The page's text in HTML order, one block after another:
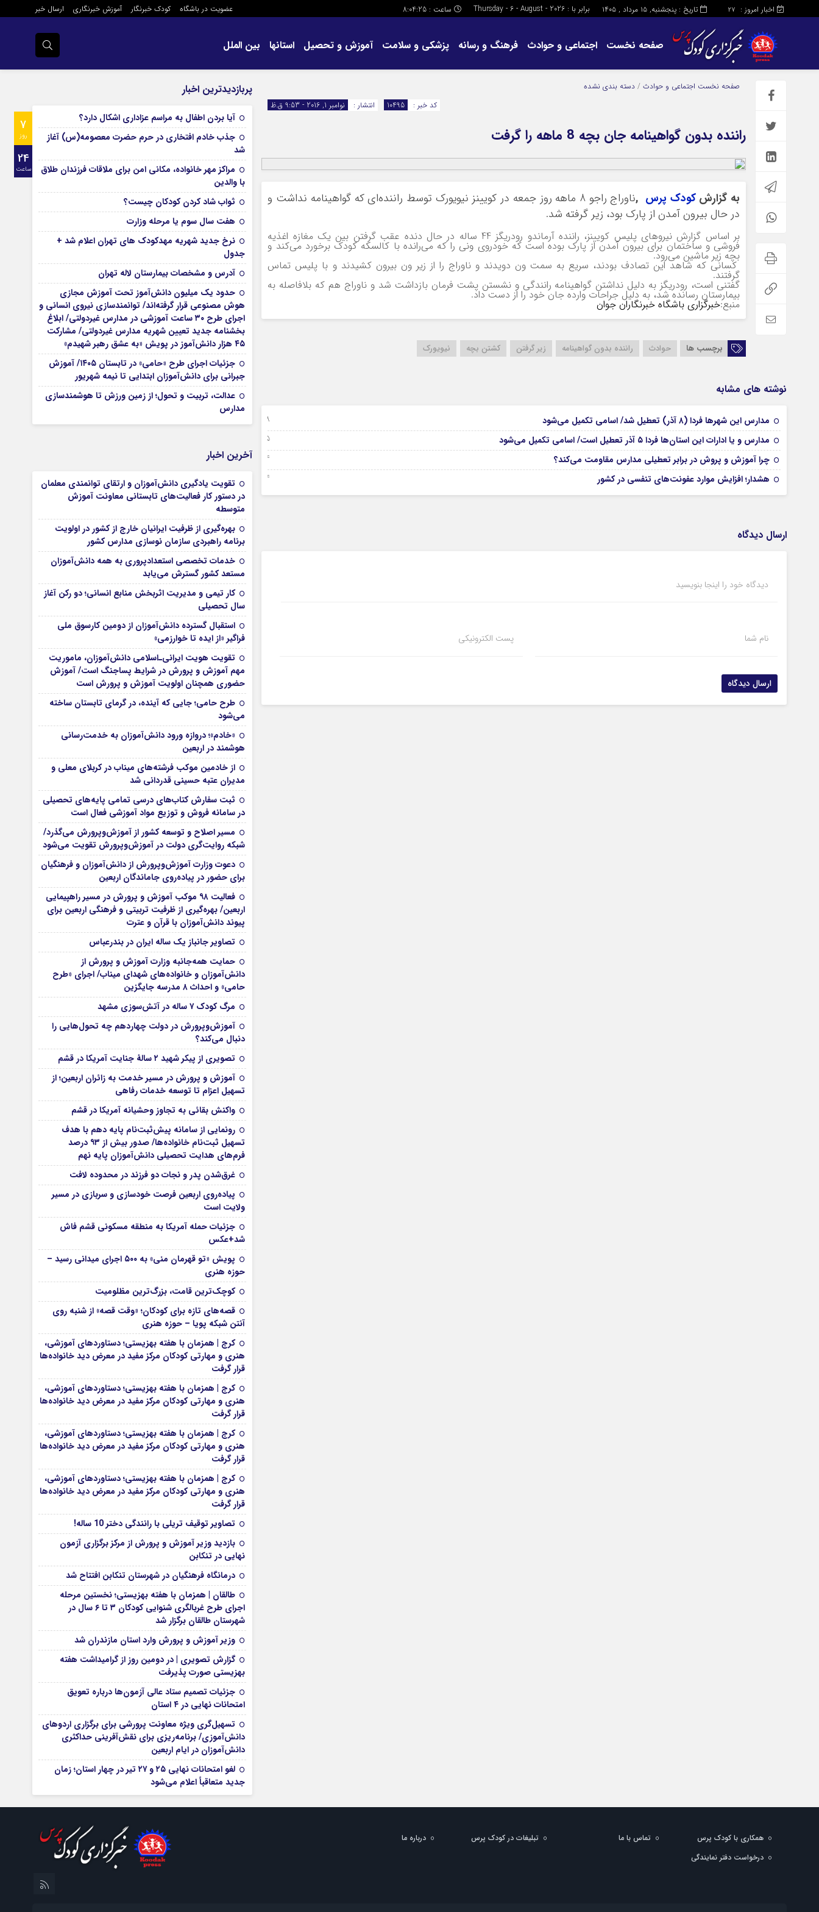
اخبار امروز : 27 تاریخ : پنجشنبه, ۱۵ مرداد , ۱۴۰۵ برابر با : Thursday - 6 - August - 2026 ساعت : 8:04:26 عضویت در باشگاه کودک خبرنگار آموزش خبرنگاری ارسال خبر
صفحه نخست اجتماعی و حوادث فرهنگ و رسانه پزشکی و سلامت آموزش و تحصیل استانها بین الملل
صفحه نخست اجتماعی و حوادث / دسته بندی نشده
انتشار :
نوامبر 1, 2016 - 9:53 ق.ظ کد خبر : 10495
راننده بدون گواهینامه جان بچه 8 ماهه را گرفت
به گزارشکودک پرس ,
ناوراج راجو 8 ماهه روز جمعه در کویینز نیویورک توسط راننده‌ای که گواهینامه نداشت و
در حال بیرون آمدن از پارک بود، زیر گرفته شد.
بر اساس گزارش نیروهای پلیس کویینز، راننده آرماندو رودریگز 44 ساله در حال دنده عقب گرفتن بین یک مغازه اغذیه
فروشی و ساختمان برای بیرون آمدن از پارک بوده است که خودروی ونی را که می‌رانده با کالسکه کودک برخورد می‌کند و
بچه زیر ماشین می‌رود.
کسانی که شاهد این تصادف بودند، سریع به سمت ون دویدند و ناوراج را از زیر ون بیرون کشیدند و با پلیس تماس
گرفتند.
گفتنی است، رودریگز به دلیل نداشتن گواهینامه رانندگی و نشستن پشت فرمان بازداشت شد و ناوراج هم که بلافاصله به
بیمارستان رسانده شد، به دلیل جراحات وارده جان خود را از دست داد.
منبع:خبرگزاری باشگاه خبرنگاران جوان
برچسب ها حوادث راننده بدون گواهینامه زیر گرفتن کشتن بچه نیویورک
نوشته های مشابه
مدارس این شهرها فردا (۸ آذر) تعطیل شد/ اسامی تکمیل می‌شود 28 نوامبر 2025
مدارس و یا ادارات این استان‌ها فردا ۵ آذر تعطیل است/ اسامی تکمیل می‌شود 25 نوامبر 2025
چرا آموزش و پروش در برابر تعطیلی مدارس مقاومت می‌کند؟ 24 نوامبر 2025
هشدار؛ افزایش موارد عفونت‌های تنفسی در کشور 24 نوامبر 2025
ارسال دیدگاه
دیدگاه خود را اینجا بنویسید
نام شما پست الکترونیکی
پربازدیدترین اخبار
7
روز
24
ساعت
آیا بردن اطفال به مراسم عزادارى اشکال دارد؟
جذب خادم افتخاری در حرم حضرت معصومه(س) آغاز
شد
مراکز مهر خانواده، مکانی امن برای ملاقات فرزندان طلاق
با والدین
ثواب شاد کردن کودکان چیست؟
هفت سال سوم یا مرحله وزارت
نرخ جدید شهریه مهدکودک های تهران اعلام شد +
جدول
آدرس و مشخصات بیمارستان لاله تهران
حدود یک میلیون دانش‌آموز تحت آموزش مجازی
هوش مصنوعی قرار گرفته‌اند/ توانمندسازی نیروی انسانی و
اجرای طرح ۳۰ ساعت آموزشی در مدارس غیردولتی/ ابلاغ
بخشنامه جدید تعیین شهریه مدارس غیردولتی/ مشارکت
۴۵ هزار دانش‌آموز در پویش «به عشق رهبر شهیدم»
جزئیات اجرای طرح «حامی» در تابستان ۱۴۰۵/ آموزش
جبرانی برای دانش‌آموزان ابتدایی تا نیمه شهریور
عدالت، تربیت و تحول؛ از زمین ورزش تا هوشمندسازی
مدارس
آخرین اخبار
تقویت یادگیری دانش‌آموزان و ارتقای توانمندی معلمان
در دستور کار فعالیت‌های تابستانی معاونت آموزش
متوسطه
بهره‌گیری از ظرفیت ایرانیان خارج از کشور در اولویت
برنامه راهبردی سازمان نوسازی مدارس کشور
خدمات تخصصی استعدادپروری به همه دانش‌آموزان
مستعد کشور گسترش می‌یابد
کار تیمی و مدیریت اثربخش منابع انسانی؛ دو رکن آغاز
سال تحصیلی
استقبال گسترده دانش‌آموزان از دومین کارسوق ملی
فراگیر «از ایده تا خوارزمی»
تقویت هویت ایرانی‌ـ‌اسلامی دانش‌آموزان، ماموریت
مهم آموزش و پرورش در شرایط پساجنگ است/ آموزش
حضوری همچنان اولویت آموزش و پرورش است
طرح حامی؛ جایی که آینده، در گرمای تابستان ساخته
می‌شود
«خادم»؛ دروازه ورود دانش‌آموزان به خدمت‌رسانی
هوشمند در اربعین
از خادمین موکب فرشته‌های میناب در کربلای معلی و
مدیران عتبه حسینی قدردانی شد
ثبت سفارش کتاب‌های درسی تمامی پایه‌های تحصیلی
در سامانه فروش و توزیع مواد آموزشی فعال است
مسیر اصلاح و توسعه کشور از آموزش‌وپرورش می‌گذرد/
شبکه روایت‌‌گری دولت در آموزش‌وپرورش تقویت می‌شود
دعوت وزارت آموزش‌وپرورش از دانش‌آموزان و فرهنگیان
برای حضور در پیاده‌روی جاماندگان اربعین
فعالیت ۹۸ موکب آموزش و پرورش در مسیر راهپیمایی
اربعین/ بهره‌گیری از ظرفیت تربیتی و فرهنگی اربعین برای
پیوند دانش‌آموزان با قرآن و عترت
تصاویر جانباز یک ساله ایران در بندرعباس
حمایت همه‌جانبه وزارت آموزش و پرورش از
دانش‌آموزان و خانواده‌های شهدای میناب/ اجرای «طرح
حامی» و احداث ۸ مدرسه جایگزین
مرگ کودک ۷ ساله در آتش‌سوزی مشهد
آموزش‌وپرورش در دولت چهاردهم چه تحول‌هایی را
دنبال می‌کند؟
تصویری از پیکر شهید ۲ سالۀ جنایت آمریکا در قشم
آموزش و پرورش در مسیر خدمت به زائران اربعین؛ از
تسهیل اعزام تا توسعه خدمات رفاهی
واکنش بقائی به تجاوز وحشیانه آمریکا در قشم
رونمایی از سامانه پیش‌ثبت‌نام پایه دهم با هدف
تسهیل ثبت‌نام خانواده‌ها/ صدور بیش از ۹۳ درصد
فرم‌های هدایت تحصیلی دانش‌آموزان پایه نهم
غرق‌شدن پدر و نجات دو فرزند در محدوده لافت
پیاده‌روی اربعین فرصت خودسازی و سربازی در مسیر
ولایت است
جزئیات حمله آمریکا به منطقه مسکونی قشم فاش
شد+عکس
پویش «تو قهرمان منی» به ۵۰۰ اجرای میدانی رسید –
حوزه هنری
کوچک‌ترین قامت، بزرگ‌ترین مظلومیت
قصه‌های تازه برای کودکان؛ «وقت قصه» از شنبه روی
آنتن شبکه پویا – حوزه هنری
کرج | همزمان با هفته بهزیستی؛ دستاوردهای آموزشی،
هنری و مهارتی کودکان مرکز مفید در معرض دید خانواده‌ها
قرار گرفت
کرج | همزمان با هفته بهزیستی؛ دستاوردهای آموزشی،
هنری و مهارتی کودکان مرکز مفید در معرض دید خانواده‌ها
قرار گرفت
کرج | همزمان با هفته بهزیستی؛ دستاوردهای آموزشی،
هنری و مهارتی کودکان مرکز مفید در معرض دید خانواده‌ها
قرار گرفت
کرج | همزمان با هفته بهزیستی؛ دستاوردهای آموزشی،
هنری و مهارتی کودکان مرکز مفید در معرض دید خانواده‌ها
قرار گرفت
تصاویر توقیف تریلی با رانندگی دختر 10 ساله!
بازدید وزیر آموزش و پرورش از مرکز برگزاری آزمون
نهایی در تنکابن
درمانگاه فرهنگیان در شهرستان تنکابن افتتاح شد
طالقان | همزمان با هفته بهزیستی؛ نخستین مرحله
اجرای طرح غربالگری شنوایی کودکان ۳ تا ۶ سال در
شهرستان طالقان برگزار شد
وزیر آموزش و پرورش وارد استان مازندران شد
گزارش تصویری | در دومین روز از گرامیداشت هفته
بهزیستی صورت پذیرفت
جزئیات تصمیم ستاد عالی آزمون‌ها درباره تعویق
امتحانات نهایی در ۴ استان
تسهیل‌گری ویژه معاونت پرورشی برای برگزاری اردوهای
دانش‌آموزی/ برنامه‌ریزی برای نقش‌آفرینی حداکثری
دانش‌آموزان در ایام اربعین
لغو امتحانات نهایی ۲۵ و ۲۷ تیر در چهار استان؛ زمان
جدید متعاقباً اعلام می‌شود
همکاری با کودک پرس تماس با ما تبلیغات در کودک پرس
درباره ما
درخواست دفتر نمایندگی